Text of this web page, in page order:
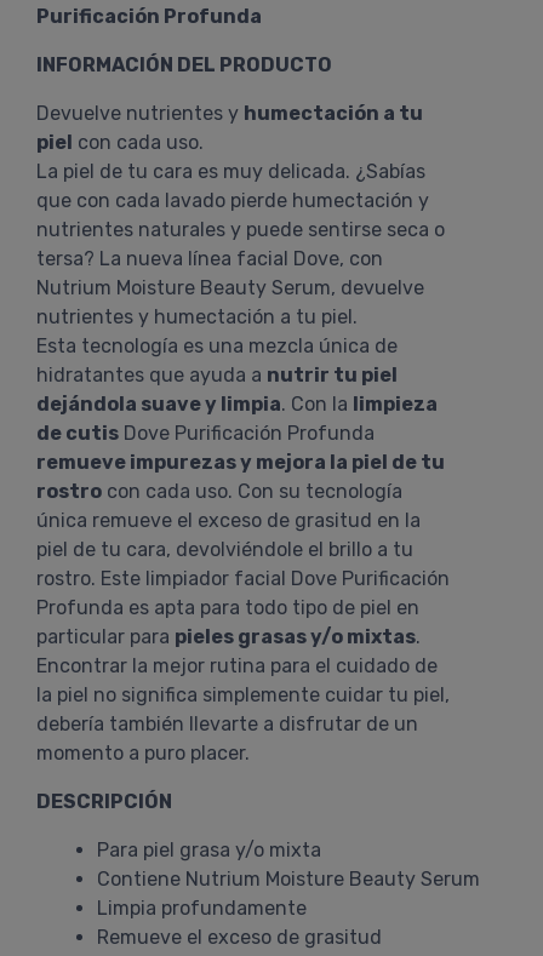
Purificación Profunda
INFORMACIÓN DEL PRODUCTO
Devuelve nutrientes y humectación a tu
piel con cada uso.
La piel de tu cara es muy delicada. ¿Sabías
que con cada lavado pierde humectación y
nutrientes naturales y puede sentirse seca o
tersa? La nueva línea facial Dove, con
Nutrium Moisture Beauty Serum, devuelve
nutrientes y humectación a tu piel.
Esta tecnología es una mezcla única de
hidratantes que ayuda a nutrir tu piel
dejándola suave y limpia. Con la limpieza
de cutis Dove Purificación Profunda
remueve impurezas y mejora la piel de tu
rostro con cada uso. Con su tecnología
única remueve el exceso de grasitud en la
piel de tu cara, devolviéndole el brillo a tu
rostro. Este limpiador facial Dove Purificación
Profunda es apta para todo tipo de piel en
particular para pieles grasas y/o mixtas.
Encontrar la mejor rutina para el cuidado de
la piel no significa simplemente cuidar tu piel,
debería también llevarte a disfrutar de un
momento a puro placer.
DESCRIPCIÓN
Para piel grasa y/o mixta
Contiene Nutrium Moisture Beauty Serum
Limpia profundamente
Remueve el exceso de grasitud